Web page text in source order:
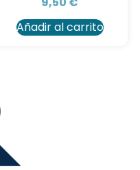
Añadir al carrito